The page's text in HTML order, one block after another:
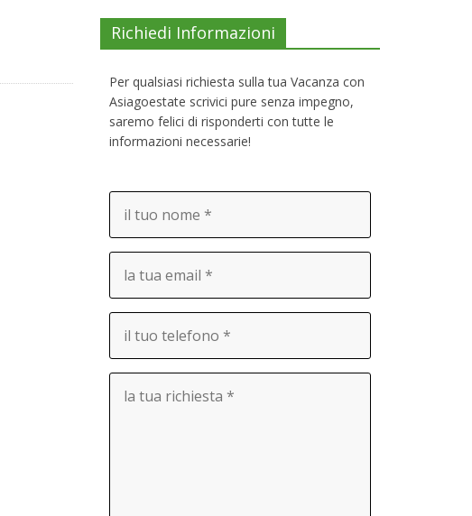
Richiedi Informazioni
Per qualsiasi richiesta sulla tua Vacanza con
Asiagoestate scrivici pure senza impegno,
saremo felici di risponderti con tutte le
informazioni necessarie!